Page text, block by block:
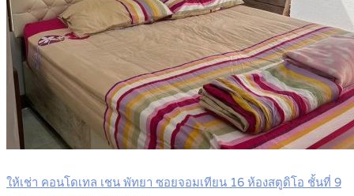
ให้เช่า คอนโดเทล เชน พัทยา ซอยจอมเทียน 16 ห้องสตูดิโอ ชั้นที่ 9